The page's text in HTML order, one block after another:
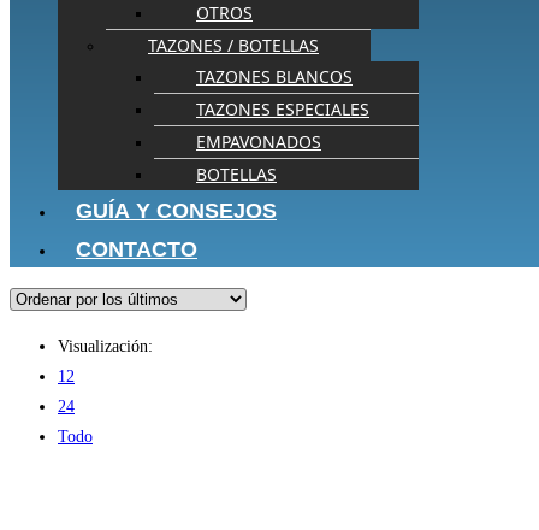
OTROS
TAZONES / BOTELLAS
TAZONES BLANCOS
TAZONES ESPECIALES
EMPAVONADOS
BOTELLAS
GUÍA Y CONSEJOS
CONTACTO
Visualización:
12
24
Todo